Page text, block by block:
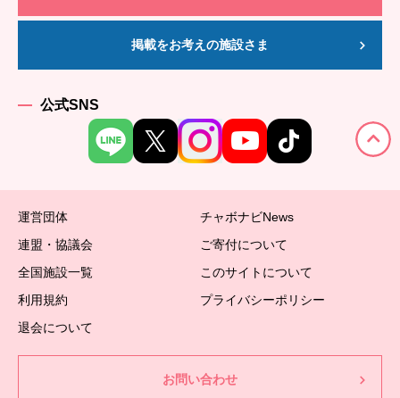
掲載をお考えの施設さま
公式SNS
運営団体
チャボナビNews
連盟・協議会
ご寄付について
全国施設一覧
このサイトについて
利用規約
プライバシーポリシー
退会について
お問い合わせ